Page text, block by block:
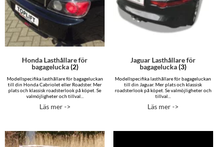
Honda Lasthållare för
bagagelucka(2)
Modellspecifika lasthållare för bagageluckan
till din Honda Cabriolet eller Roadster. Mer
plats och klassisk roadsterlook på köpet. Se
valmöjligheter och tillval...
Läs mer ->
Jaguar Lasthållare för
bagagelucka(3)
Modellspecifika lasthållare för bagageluckan
till din Jaguar. Mer plats och klassisk
roadsterlook på köpet. Se valmöjligheter och
tillval...
Läs mer ->